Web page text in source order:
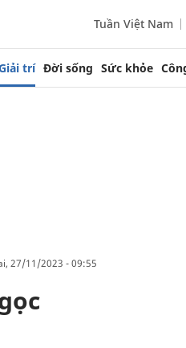
Tuần Việt Nam
trí Đời sống Sức khỏe
27/11/2023 - 09:55